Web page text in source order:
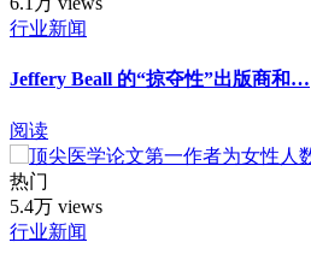
行业新闻
Jeffery Beall 的“掠夺性”出版商和…
阅读
热门
5.4万 views
行业新闻